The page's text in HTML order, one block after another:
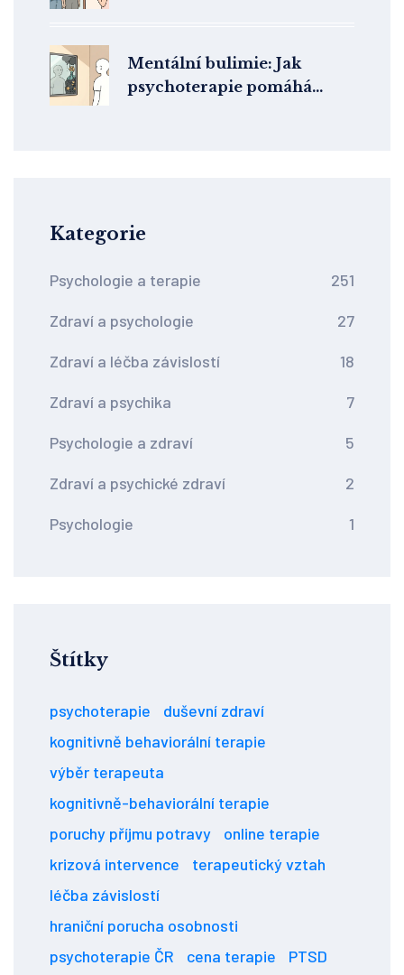
Mentální bulimie: Jak
psychoterapie pomáhá
Kategorie
Psychologie a terapie 251
Zdraví a psychologie 27
Zdraví a léčba závislostí 18
Zdraví a psychika 7
Psychologie a zdraví 5
Zdraví a psychické zdraví 2
Psychologie 1
Štítky
psychoterapie
duševní zdraví
kognitivně behaviorální terapie
výběr terapeuta
kognitivně-behaviorální terapie
poruchy příjmu potravy
online terapie
krizová intervence
terapeutický vztah
léčba závislostí
hraniční porucha osobnosti
psychoterapie ČR
cena terapie
PTSD